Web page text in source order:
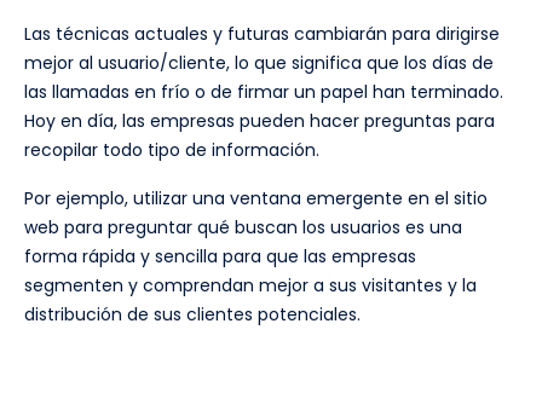
Las técnicas actuales y futuras cambiarán para dirigirse
mejor al usuario/cliente, lo que significa que los días de
las llamadas en frío o de firmar un papel han terminado.
Hoy en día, las empresas pueden hacer preguntas para
recopilar todo tipo de información.
Por ejemplo, utilizar una ventana emergente en el sitio
web para preguntar qué buscan los usuarios es una
forma rápida y sencilla para que las empresas
segmenten y comprendan mejor a sus visitantes y la
distribución de sus clientes potenciales.